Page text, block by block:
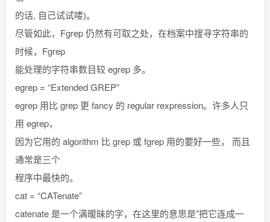
的话, 自己试试喽)。
尽管如此，Fgrep 仍然有可取之处，在档案中搜寻字符串的
时候，Fgrep
能处理的字符串数目较 egrep 多。
egrep = “Extended GREP”
egrep 用比 grep 更 fancy 的 regular rexpression。许多人只
用 egrep，
因为它用的 algorithm 比 grep 或 fgrep 用的要好一些， 而且
通常是三个
程序中最快的。
cat = “CATenate”
catenate 是一个满暧昧的字，在这里的意思是”把它连成一